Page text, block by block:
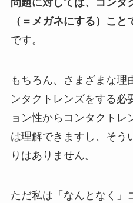
（＝メガネにする）こと
です。
もちろん、さまざまな理
ンタクトレンズをする必
ョン性からコンタクトレ
は理解できますし、そう
りはありません。
ただ私は「なんとなく」